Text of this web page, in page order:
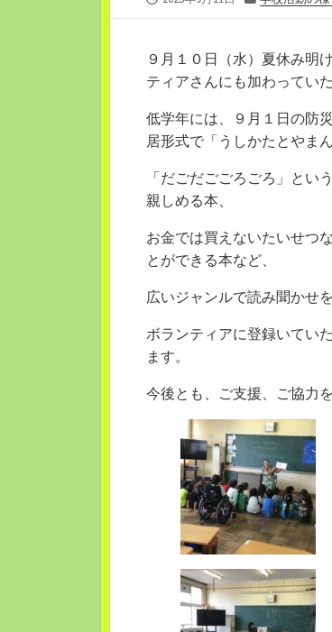
リ
ー
９月１０日（水）夏休み明
ティアさんにも加わってい
低学年には、９月１日の防
居形式で「うしかたとやま
「だごだごごろごろ」とい
親しめる本、
お金では買えないたいせつ
とができる本など、
広いジャンルで読み聞かせ
ボランティアに登録いてい
ます。
今後とも、ご支援、ご協力